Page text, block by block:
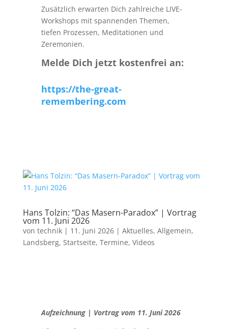
Zusätzlich erwarten Dich zahlreiche LIVE-
Workshops mit spannenden Themen,
tiefen Prozessen, Meditationen und
Zeremonien.
Melde Dich jetzt kostenfrei an:
https://the-great-
remembering.com
Hans Tolzin: “Das Masern-Paradox” | Vortrag
vom 11. Juni 2026
von technik| 11. Juni 2026| Aktuelles, Allgemein,
Landsberg, Startseite, Termine, Videos
Aufzeichnung | Vortrag vom 11. Juni 2026